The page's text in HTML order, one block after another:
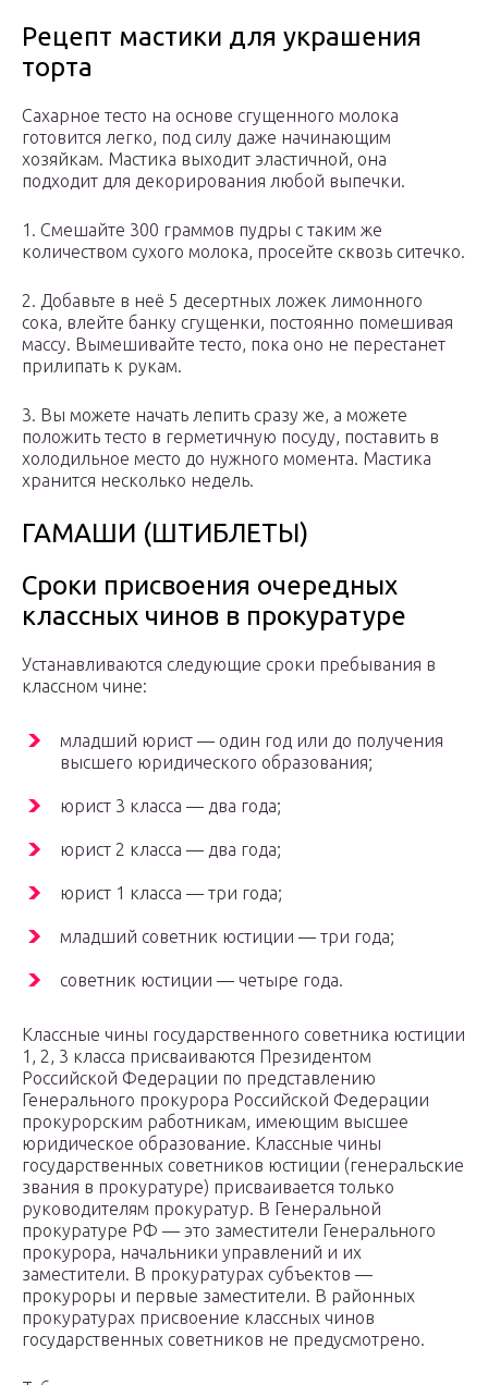
Рецепт мастики для украшения
торта
Сахарное тесто на основе сгущенного молока
готовится легко, под силу даже начинающим
хозяйкам. Мастика выходит эластичной, она
подходит для декорирования любой выпечки.
1. Смешайте 300 граммов пудры с таким же
количеством сухого молока, просейте сквозь ситечко.
2. Добавьте в неё 5 десертных ложек лимонного
сока, влейте банку сгущенки, постоянно помешивая
массу. Вымешивайте тесто, пока оно не перестанет
прилипать к рукам.
3. Вы можете начать лепить сразу же, а можете
положить тесто в герметичную посуду, поставить в
холодильное место до нужного момента. Мастика
хранится несколько недель.
ГАМАШИ (ШТИБЛЕТЫ)
Сроки присвоения очередных
классных чинов в прокуратуре
Устанавливаются следующие сроки пребывания в
классном чине:
младший юрист — один год или до получения
высшего юридического образования;
юрист 3 класса — два года;
юрист 2 класса — два года;
юрист 1 класса — три года;
младший советник юстиции — три года;
советник юстиции — четыре года.
Классные чины государственного советника юстиции
1, 2, 3 класса присваиваются Президентом
Российской Федерации по представлению
Генерального прокурора Российской Федерации
прокурорским работникам, имеющим высшее
юридическое образование. Классные чины
государственных советников юстиции (генеральские
звания в прокуратуре) присваивается только
руководителям прокуратур. В Генеральной
прокуратуре РФ — это заместители Генерального
прокурора, начальники управлений и их
заместители. В прокуратурах субъектов —
прокуроры и первые заместители. В районных
прокуратурах присвоение классных чинов
государственных советников не предусмотрено.